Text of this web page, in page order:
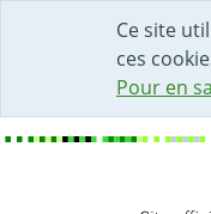
Ce site
ces
Pour en
PAGE